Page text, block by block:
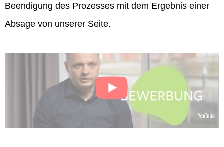
Beendigung des Prozesses mit dem Ergebnis einer
Absage von unserer Seite.